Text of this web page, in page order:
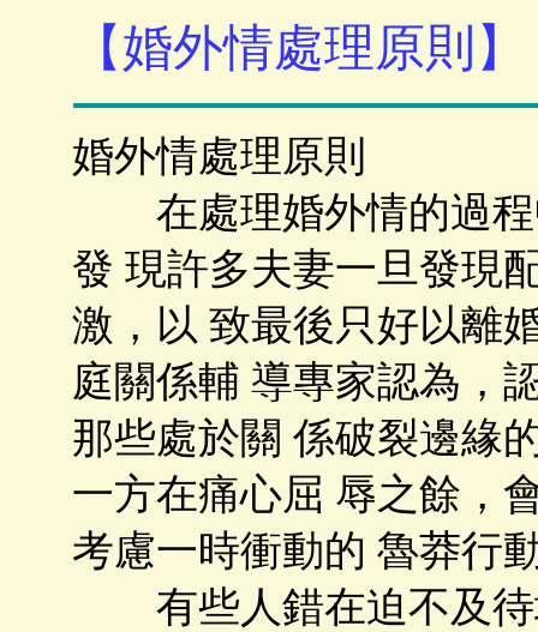
【婚外情處理原則】
婚外情處理原則
在處理婚外情的過程
發 現許多夫妻一旦發現
激，以 致最後只好以離
庭關係輔 導專家認為，
那些處於關 係破裂邊緣
一方在痛心屈 辱之餘，
考慮一時衝動的 魯莽行
有些人錯在迫不及待